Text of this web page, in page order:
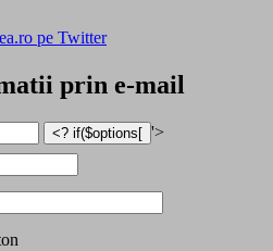
pe Twitter
prin e-mail
'>